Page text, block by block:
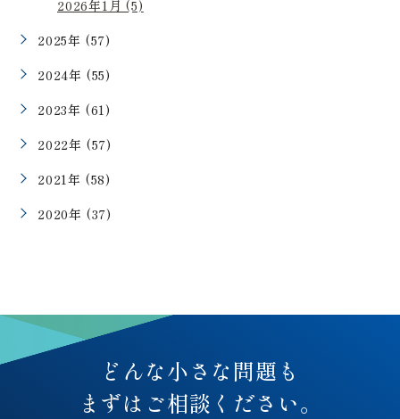
2026年1月 (5)
2025年 (57)
2024年 (55)
2023年 (61)
2022年 (57)
2021年 (58)
2020年 (37)
どんな小さな問題も
まずはご相談ください。